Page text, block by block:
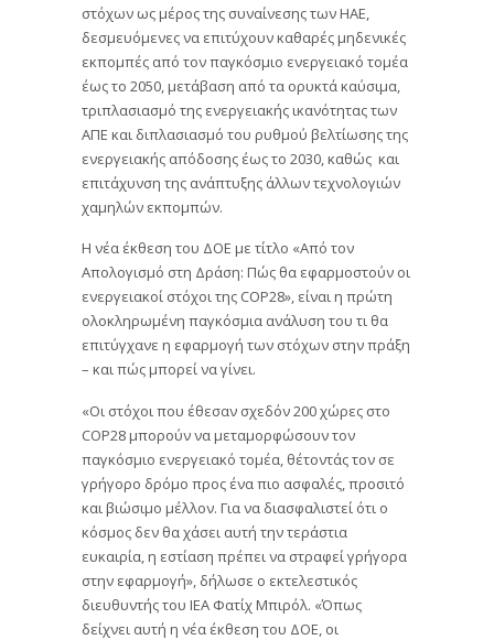
στόχων ως μέρος της συναίνεσης των ΗΑΕ,
δεσμευόμενες να επιτύχουν καθαρές μηδενικές
εκπομπές από τον παγκόσμιο ενεργειακό τομέα
έως το 2050, μετάβαση από τα ορυκτά καύσιμα,
τριπλασιασμό της ενεργειακής ικανότητας των
ΑΠΕ και διπλασιασμό του ρυθμού βελτίωσης της
ενεργειακής απόδοσης έως το 2030, καθώς και
επιτάχυνση της ανάπτυξης άλλων τεχνολογιών
χαμηλών εκπομπών.
Η νέα έκθεση του ΔΟΕ με τίτλο «Από τον
Απολογισμό στη Δράση: Πώς θα εφαρμοστούν οι
ενεργειακοί στόχοι της COP28», είναι η πρώτη
ολοκληρωμένη παγκόσμια ανάλυση του τι θα
επιτύγχανε η εφαρμογή των στόχων στην πράξη
– και πώς μπορεί να γίνει.
«Οι στόχοι που έθεσαν σχεδόν 200 χώρες στο
COP28 μπορούν να μεταμορφώσουν τον
παγκόσμιο ενεργειακό τομέα, θέτοντάς τον σε
γρήγορο δρόμο προς ένα πιο ασφαλές, προσιτό
και βιώσιμο μέλλον. Για να διασφαλιστεί ότι ο
κόσμος δεν θα χάσει αυτή την τεράστια
ευκαιρία, η εστίαση πρέπει να στραφεί γρήγορα
στην εφαρμογή», ​​δήλωσε ο εκτελεστικός
διευθυντής του IEA Φατίχ Μπιρόλ. «Όπως
δείχνει αυτή η νέα έκθεση του ΔΟΕ, οι